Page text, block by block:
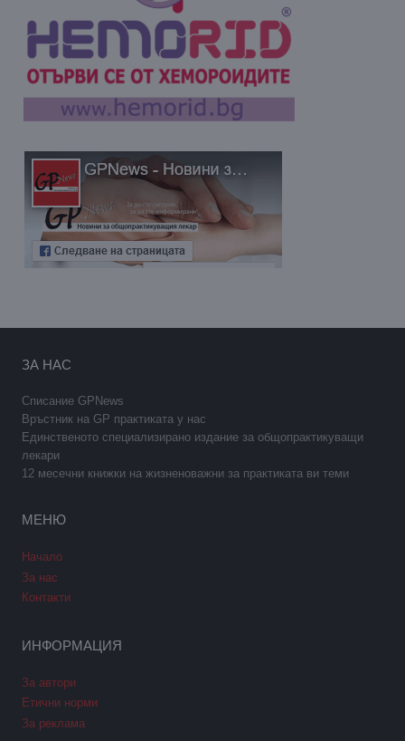
ЗА НАС
Списание GPNews
Връстник на GP практиката у нас
Единственото специализирано издание за общопрактикуващи
лекари
12 месечни книжки на жизненоважни за практиката ви теми
МЕНЮ
Начало
За нас
Контакти
ИНФОРМАЦИЯ
За автори
Етични норми
За реклама